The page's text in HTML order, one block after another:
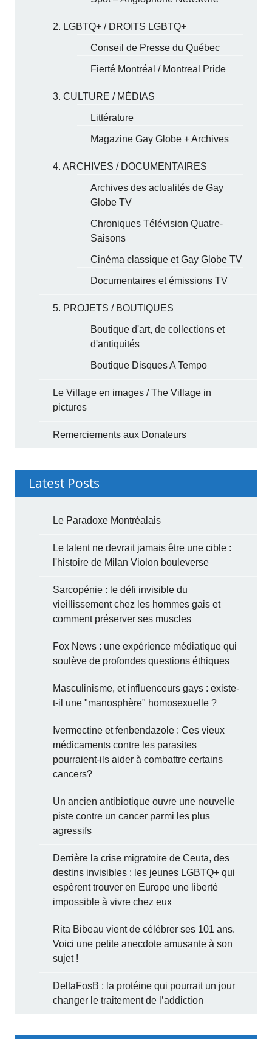
2. LGBTQ+ / DROITS LGBTQ+
Conseil de Presse du Québec
Fierté Montréal / Montreal Pride
3. CULTURE / MÉDIAS
Littérature
Magazine Gay Globe + Archives
4. ARCHIVES / DOCUMENTAIRES
Archives des actualités de Gay
Globe TV
Chroniques Télévision Quatre-
Saisons
Cinéma classique et Gay Globe TV
Documentaires et émissions TV
5. PROJETS / BOUTIQUES
Boutique d'art, de collections et
d'antiquités
Boutique Disques A Tempo
Le Village en images / The Village in
pictures
Remerciements aux Donateurs
Latest Posts
Le Paradoxe Montréalais
Le talent ne devrait jamais être une cible :
l'histoire de Milan Violon bouleverse
Sarcopénie : le défi invisible du
vieillissement chez les hommes gais et
comment préserver ses muscles
Fox News : une expérience médiatique qui
soulève de profondes questions éthiques
Masculinisme, et influenceurs gays : existe-
t-il une "manosphère" homosexuelle ?
Ivermectine et fenbendazole : Ces vieux
médicaments contre les parasites
pourraient-ils aider à combattre certains
cancers?
Un ancien antibiotique ouvre une nouvelle
piste contre un cancer parmi les plus
agressifs
Derrière la crise migratoire de Ceuta, des
destins invisibles : les jeunes LGBTQ+ qui
espèrent trouver en Europe une liberté
impossible à vivre chez eux
Rita Bibeau vient de célébrer ses 101 ans.
Voici une petite anecdote amusante à son
sujet !
DeltaFosB : la protéine qui pourrait un jour
changer le traitement de l’addiction